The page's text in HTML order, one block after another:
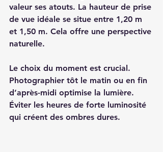
valeur ses atouts. La hauteur de prise
de vue idéale se situe entre 1,20 m
et 1,50 m. Cela offre une perspective
naturelle.
Le choix du moment est crucial.
Photographier tôt le matin ou en fin
d’après-midi optimise la lumière.
Éviter les heures de forte luminosité
qui créent des ombres dures.